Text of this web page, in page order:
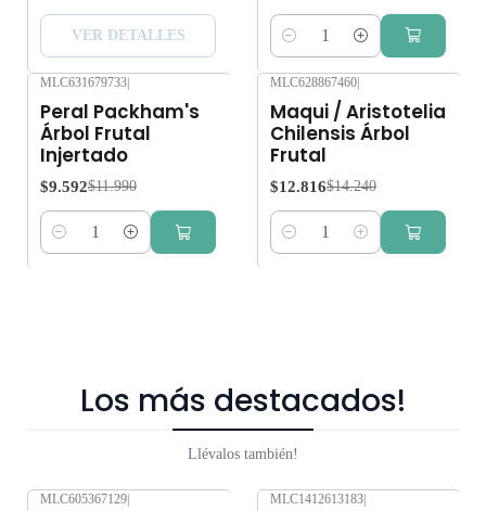
VER DETALLES
Cantidad
MLC631679733|
Peral Packham's
Árbol Frutal
Injertado
$9.592$11.990
Cantidad
MLC628867460|
Maqui / Aristotelia
Chilensis Árbol
Frutal
$12.816$14.240
Cantidad
Los más destacados!
Llévalos también!
MLC605367129 MLC1412613183